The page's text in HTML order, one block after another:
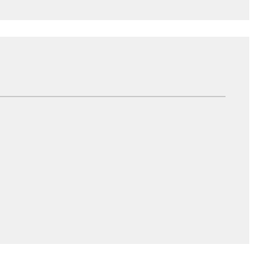
flik, extern webbplats,
webbplats,
extern webbplats,